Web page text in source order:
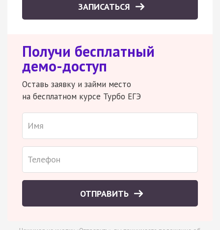
ЗАПИСАТЬСЯ
Получи бесплатный
демо-доступ
Оставь заявку и займи место
на бесплатном курсе Турбо ЕГЭ
ОТПРАВИТЬ